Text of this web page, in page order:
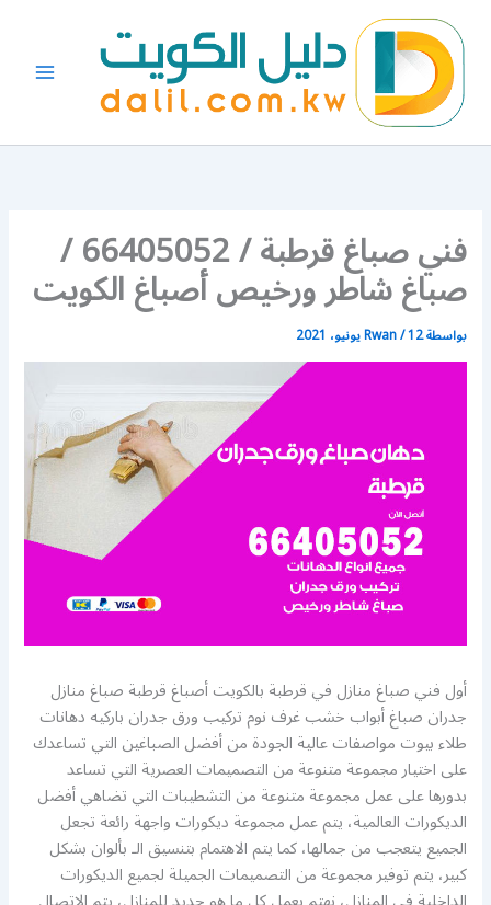
المحتوى
فني صباغ قرطبة / 66405052 /
صباغ شاطر ورخيص أصباغ الكويت
بواسطة Rwan/12 يونيو، 2021
أول فني صباغ منازل في قرطبة بالكويت أصباغ قرطبة صباغ منازل
جدران صباغ أبواب خشب غرف نوم تركيب ورق جدران باركيه دهانات
طلاء بيوت مواصفات عالية الجودة من أفضل الصباغين التي تساعدك
على اختيار مجموعة متنوعة من التصميمات العصرية التي تساعد
بدورها على عمل مجموعة متنوعة من التشطيبات التي تضاهي أفضل
الديكورات العالمية، يتم عمل مجموعة ديكورات واجهة رائعة تجعل
الجميع يتعجب من جمالها، كما يتم الاهتمام بتنسيق الـ بألوان بشكل
كبير، يتم توفير مجموعة من التصميمات الجميلة لجميع الديكورات